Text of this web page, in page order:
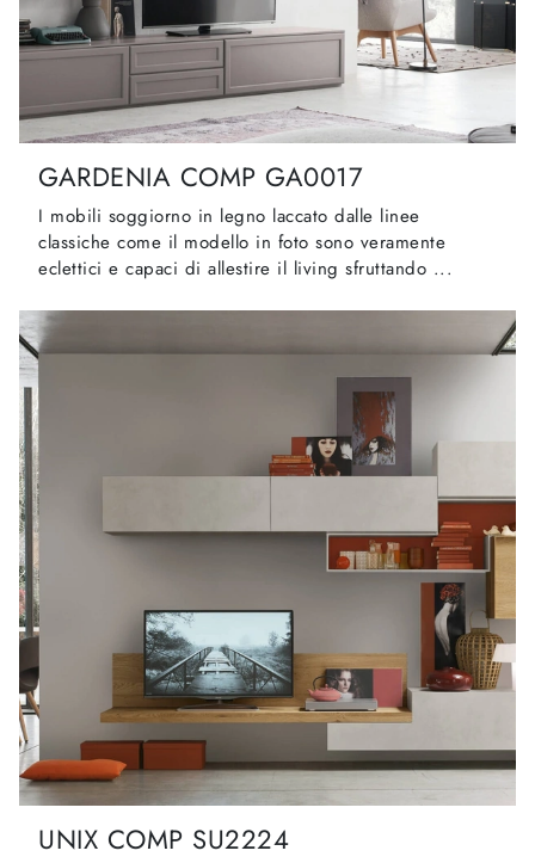
GARDENIA COMP GA0017
I mobili soggiorno in legno laccato dalle linee
classiche come il modello in foto sono veramente
eclettici e capaci di allestire il living sfruttando ...
UNIX COMP SU2224